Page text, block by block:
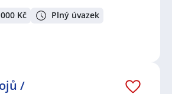
Kč Plný úvazek
/